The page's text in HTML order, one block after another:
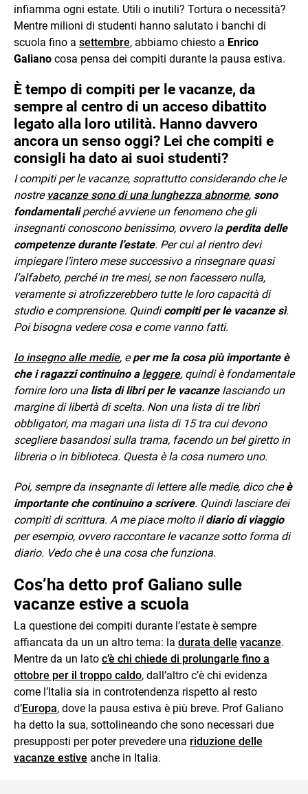
infiamma ogni estate. Utili o inutili? Tortura o necessità?
Mentre milioni di studenti hanno salutato i banchi di
scuola fino a settembre, abbiamo chiesto a Enrico
Galiano cosa pensa dei compiti durante la pausa estiva.
È tempo di compiti per le vacanze, da
sempre al centro di un acceso dibattito
legato alla loro utilità. Hanno davvero
ancora un senso oggi? Lei che compiti e
consigli ha dato ai suoi studenti?
I compiti per le vacanze, soprattutto considerando che le
nostre vacanze sono di una lunghezza abnorme, sono
fondamentaliperché avviene un fenomeno che gli
insegnanti conoscono benissimo, ovvero la perdita delle
competenze durante l’estate. Per cui al rientro devi
impiegare l’intero mese successivo a rinsegnare quasi
l’alfabeto, perché in tre mesi, se non facessero nulla,
veramente si atrofizzerebbero tutte le loro capacità di
studio e comprensione. Quindicompiti per le vacanze sì.
Poi bisogna vedere cosa e come vanno fatti.
Io insegno alle medie, eper me la cosa più importante è
che i ragazzi continuino a leggere, quindi è fondamentale
fornire loro una lista di libri per le vacanzelasciando un
margine di libertà di scelta. Non una lista di tre libri
obbligatori, ma magari una lista di 15 tra cui devono
scegliere basandosi sulla trama, facendo un bel giretto in
libreria o in biblioteca. Questa è la cosa numero uno.
Poi, sempre da insegnante di lettere alle medie, dico cheè
importante che continuino a scrivere. Quindi lasciare dei
compiti di scrittura. A me piace molto ildiario di viaggio
per esempio, ovvero raccontare le vacanze sotto forma di
diario. Vedo che è una cosa che funziona.
Cos’ha detto prof Galiano sulle
vacanze estive a scuola
La questione dei compiti durante l’estate è sempre
affiancata da un un altro tema: la durata delle vacanze.
Mentre da un lato c’è chi chiede di prolungarle fino a
ottobre per il troppo caldo, dall’altro c’è chi evidenza
come l’Italia sia in controtendenza rispetto al resto
d’Europa, dove la pausa estiva è più breve. Prof Galiano
ha detto la sua, sottolineando che sono necessari due
presupposti per poter prevedere una riduzione delle
vacanze estive anche in Italia.